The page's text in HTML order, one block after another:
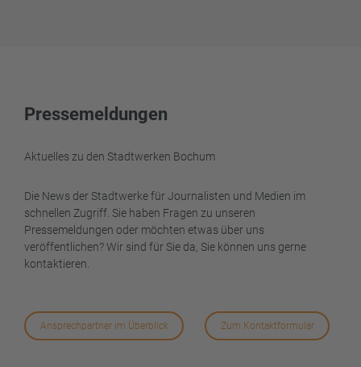
Pressemeldungen
Aktuelles zu den Stadtwerken Bochum
Die News der Stadtwerke für Journalisten und Medien im
schnellen Zugriff. Sie haben Fragen zu unseren
Pressemeldungen oder möchten etwas über uns
veröffentlichen? Wir sind für Sie da, Sie können uns gerne
kontaktieren.
Ansprechpartner im Überblick Zum Kontaktformular